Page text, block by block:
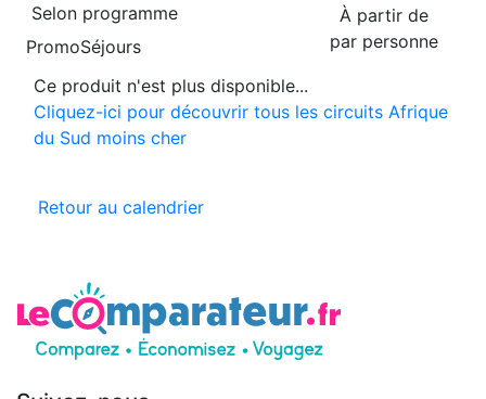
À partir de
par personne
Selon programme
PromoSéjours
Ce produit n'est plus disponible...
Cliquez-ici pour découvrir tous les circuits Afrique
du Sud moins cher
Retour au calendrier